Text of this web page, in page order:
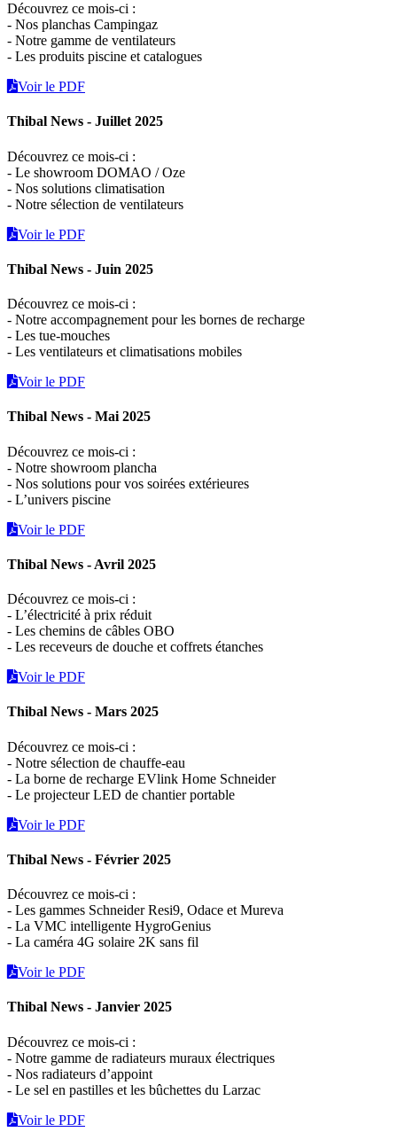
Découvrez ce mois-ci :
- Nos planchas Campingaz
- Notre gamme de ventilateurs
- Les produits piscine et catalogues
Voir le PDF
Thibal News - Juillet 2025
Découvrez ce mois-ci :
- Le showroom DOMAO / Oze
- Nos solutions climatisation
- Notre sélection de ventilateurs
Voir le PDF
Thibal News - Juin 2025
Découvrez ce mois-ci :
- Notre accompagnement pour les bornes de recharge
- Les tue-mouches
- Les ventilateurs et climatisations mobiles
Voir le PDF
Thibal News - Mai 2025
Découvrez ce mois-ci :
- Notre showroom plancha
- Nos solutions pour vos soirées extérieures
- L’univers piscine
Voir le PDF
Thibal News - Avril 2025
Découvrez ce mois-ci :
- L’électricité à prix réduit
- Les chemins de câbles OBO
- Les receveurs de douche et coffrets étanches
Voir le PDF
Thibal News - Mars 2025
Découvrez ce mois-ci :
- Notre sélection de chauffe-eau
- La borne de recharge EVlink Home Schneider
- Le projecteur LED de chantier portable
Voir le PDF
Thibal News - Février 2025
Découvrez ce mois-ci :
- Les gammes Schneider Resi9, Odace et Mureva
- La VMC intelligente HygroGenius
- La caméra 4G solaire 2K sans fil
Voir le PDF
Thibal News - Janvier 2025
Découvrez ce mois-ci :
- Notre gamme de radiateurs muraux électriques
- Nos radiateurs d’appoint
- Le sel en pastilles et les bûchettes du Larzac
Voir le PDF